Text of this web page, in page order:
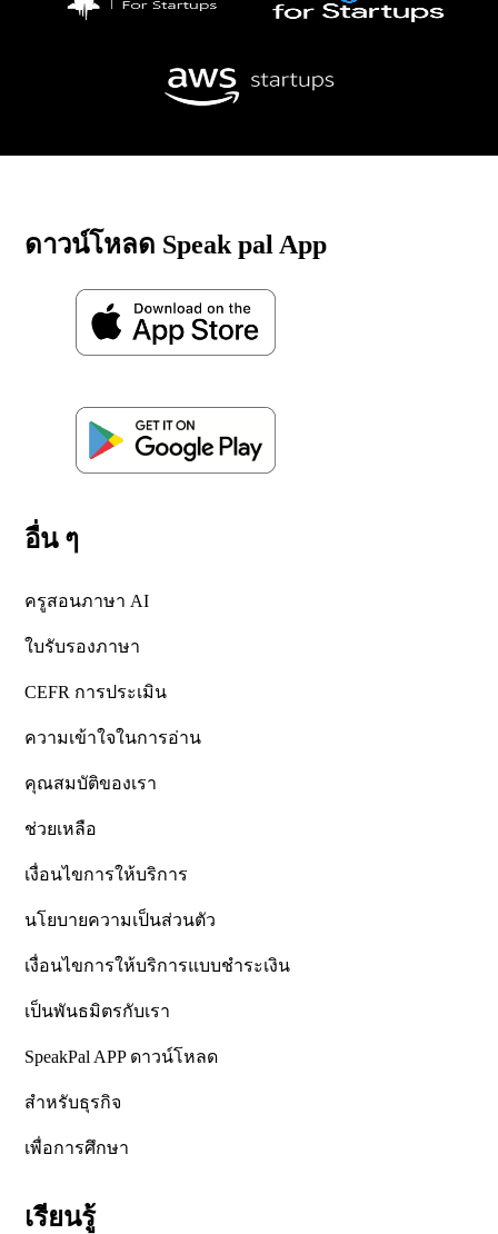
ดาวน์โหลด Speak pal App
อื่น ๆ
ครูสอนภาษา AI
ใบรับรองภาษา
CEFR การประเมิน
ความเข้าใจในการอ่าน
คุณสมบัติของเรา
ช่วยเหลือ
เงื่อนไขการให้บริการ
นโยบายความเป็นส่วนตัว
เงื่อนไขการให้บริการแบบชำระเงิน
เป็นพันธมิตรกับเรา
SpeakPal APP ดาวน์โหลด
สำหรับธุรกิจ
เพื่อการศึกษา
เรียนรู้